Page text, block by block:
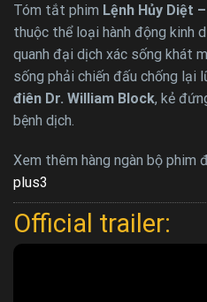
Tóm tắt phim Lệnh Hủy Diệt
thuộc thể loại hành động kinh
quanh đại dịch xác sống khát
sống phải chiến đấu chống lại
điên Dr. William Block, kẻ
bệnh dịch.
Xem thêm hàng ngàn bộ phim
plus3
Official trailer: